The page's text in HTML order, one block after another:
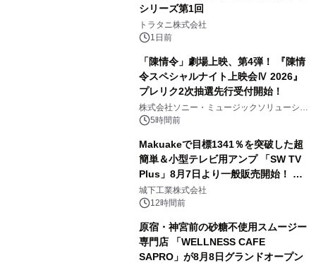
シリーズ第1回
トラタニ株式会社
1日前
「陳情令」劇場上映、第4弾！ 『陳情
令スペシャルナイト上映会Ⅳ 2026』
プレリク2次抽選先行受付開始！
株式会社ソニー・ミュージックソリューショ
ンズ5時間前
Makuakeで目標1341％を突破した超
簡単＆小型テレビ用アンプ 「SW TV
Plus」8月7日より一般販売開始！ ケ
ーブル1本つなぐだけ、テレビの音が
ぐっと豊かに
城下工業株式会社
12時間前
原宿・神宮前の砂糖不使用スムージー
専門店 「WELLNESS CAFE
SAPRO」が8月8日グランドオープン